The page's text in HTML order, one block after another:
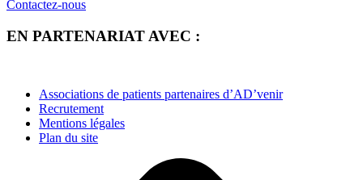
Contactez-nous
EN PARTENARIAT AVEC :
Associations de patients partenaires d’AD’venir
Recrutement
Mentions légales
Plan du site